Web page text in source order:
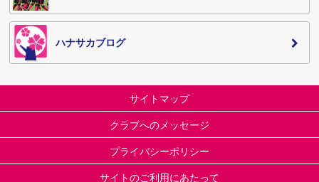
ハナサカブログ
サイトマップ
クラブへのメッセージ
プライバシーポリシー
サイトのご利用にあたって